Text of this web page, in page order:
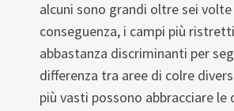
alcuni sono grandi oltre sei
conseguenza, i campi più
abbastanza discriminanti per
differenza tra aree di colre
più vasti possono abbracciare le